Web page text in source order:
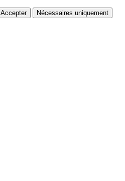
Accepter Nécessaires uniquement